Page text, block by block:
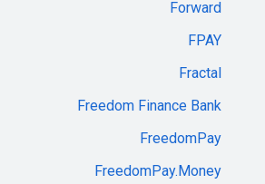
Forward
FPAY
Fractal
Freedom Finance Bank
FreedomPay
FreedomPay.Money